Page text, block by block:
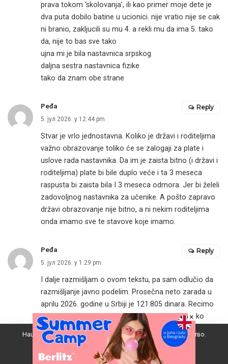
prava tokom ‘skolovanja’, ili kao primer moje dete je
dva puta dobilo batine u ucionici. nije vratio nije se cak
ni branio, zakljucili su mu 4. a rekli mu da ima 5. tako
da, nije to bas sve tako
ujna mi je bila nastavnica srpskog
daljna sestra nastavnica fizike
tako da znam obe strane
Peđa
5. јул 2026. у 12:44 pm
Stvar je vrlo jednostavna. Koliko je državi i roditeljima
važno obrazovanje toliko će se zalogaji za plate i
uslove rada nastavnika. Da im je zaista bitno (i državi i
roditeljima) plate bi bile duplo veće i ta 3 meseca
raspusta bi zaista bila I 3 meseca odmora. Jer bi želeli
zadovoljnog nastavnika za učenike. A pošto zapravo
državi obrazovanje nije bitno, a ni nekim roditeljima
onda imamo sve te stavove koje imamo.
Reply
Peđa
5. јул 2026. у 1:29 pm
I dalje razmišljam o ovom tekstu, pa sam odlučio da
razmišljanje javno podelim. Prosečna neto zarada u
aprilu 2026. godine u Srbiji je 121.805 dinara. Recimo
da kao nastavnik u osnovnoj školi zarađujem oko
50.000 više, dakle plata mi je 172.000 dinara. Evo šta
smatram da bi država, roditelji i učenici mogli za taj
novac da dobiju od mene.
Reply
Наш вебсајт користи колачиће да побољша ваше искуство.
Прихватам
×